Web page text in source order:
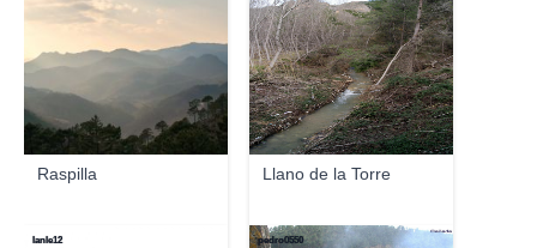
Raspilla Llano de la Torre
lanle12 pedro0550